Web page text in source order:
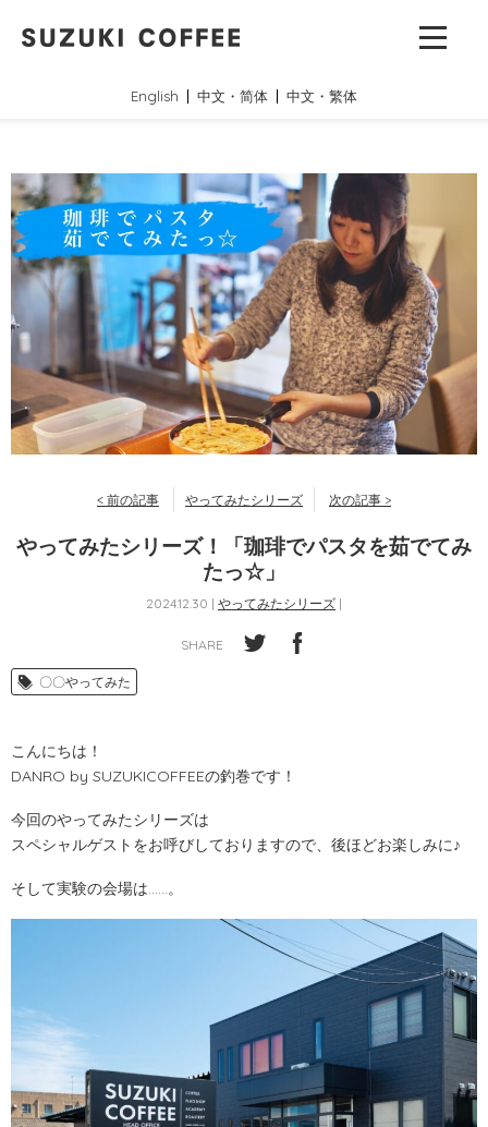
English 中文・简体 中文・繁体
< 前の記事 やってみたシリーズ 次の記事 >
やってみたシリーズ！「珈琲でパスタを茹でてみ
たっ☆」
2024.12.30 | やってみたシリーズ |
SHARE
〇〇やってみた
こんにちは！
DANRO by SUZUKICOFFEEの釣巻です！
今回のやってみたシリーズは
スペシャルゲストをお呼びしておりますので、後ほどお楽しみに♪
そして実験の会場は……。